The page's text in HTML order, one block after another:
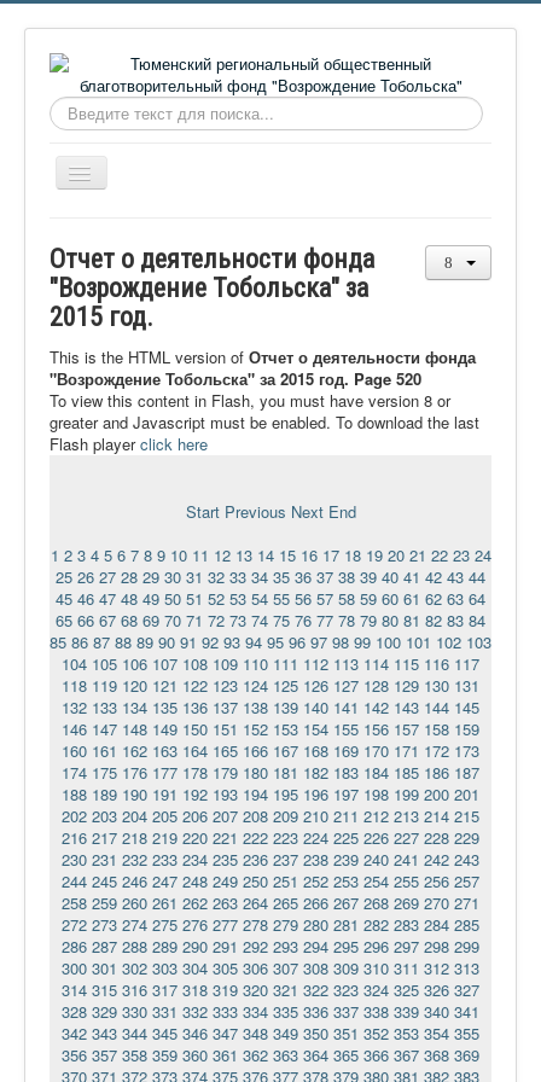
Искать...
Включить/
выключить
О фонде
Онлайн библиотека
Видеоматериалы
Контакты
Сайт проекта Достоевский
Отчет о деятельности фонда
"Возрождение Тобольска" за
2015 год.
This is the HTML version of Отчет о деятельности фонда
"Возрождение Тобольска" за 2015 год. Page 520
To view this content in Flash, you must have version 8 or
greater and Javascript must be enabled. To download the last
Flash playerclick here
Start Previous Next End
1 2 3 4 5 6 7 8 9 10 11 12 13 14 15 16 17 18 19 20 21 22 23 24
25 26 27 28 29 30 31 32 33 34 35 36 37 38 39 40 41 42 43 44
45 46 47 48 49 50 51 52 53 54 55 56 57 58 59 60 61 62 63 64
65 66 67 68 69 70 71 72 73 74 75 76 77 78 79 80 81 82 83 84
85 86 87 88 89 90 91 92 93 94 95 96 97 98 99 100 101 102 103
104 105 106 107 108 109 110 111 112 113 114 115 116 117
118 119 120 121 122 123 124 125 126 127 128 129 130 131
132 133 134 135 136 137 138 139 140 141 142 143 144 145
146 147 148 149 150 151 152 153 154 155 156 157 158 159
160 161 162 163 164 165 166 167 168 169 170 171 172 173
174 175 176 177 178 179 180 181 182 183 184 185 186 187
188 189 190 191 192 193 194 195 196 197 198 199 200 201
202 203 204 205 206 207 208 209 210 211 212 213 214 215
216 217 218 219 220 221 222 223 224 225 226 227 228 229
230 231 232 233 234 235 236 237 238 239 240 241 242 243
244 245 246 247 248 249 250 251 252 253 254 255 256 257
258 259 260 261 262 263 264 265 266 267 268 269 270 271
272 273 274 275 276 277 278 279 280 281 282 283 284 285
286 287 288 289 290 291 292 293 294 295 296 297 298 299
300 301 302 303 304 305 306 307 308 309 310 311 312 313
314 315 316 317 318 319 320 321 322 323 324 325 326 327
328 329 330 331 332 333 334 335 336 337 338 339 340 341
342 343 344 345 346 347 348 349 350 351 352 353 354 355
356 357 358 359 360 361 362 363 364 365 366 367 368 369
370 371 372 373 374 375 376 377 378 379 380 381 382 383